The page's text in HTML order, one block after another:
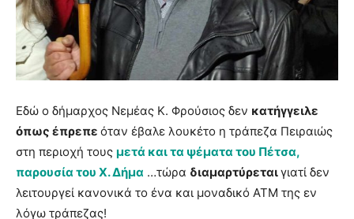
Εδώ ο δήμαρχος Νεμέας Κ. Φρούσιος δεν κατήγγειλε
όπως έπρεπε όταν έβαλε λουκέτο η τράπεζα Πειραιώς
στη περιοχή τους μετά και τα ψέματα του Πέτσα,
παρουσία του Χ. Δήμα …τώρα διαμαρτύρεταιγιατί δεν
λειτουργεί κανονικά το ένα και μοναδικό ΑΤΜ της εν
λόγω τράπεζας!